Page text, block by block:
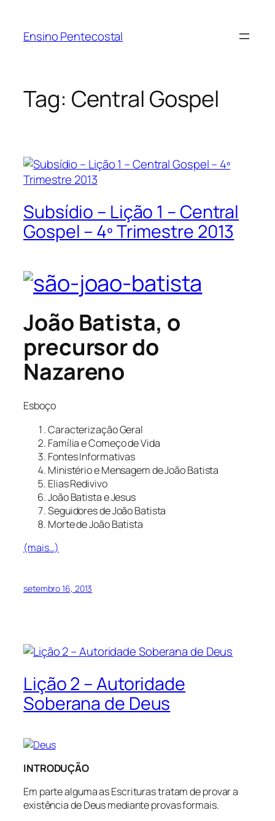
Ensino Pentecostal
Tag: Central Gospel
Subsídio – Lição 1 – Central
Gospel – 4º Trimestre 2013
João Batista, o
precursor do
Nazareno
Esboço
Caracterização Geral
Família e Começo de Vida
Fontes Informativas
Ministério e Mensagem de João Batista
Elias Redivivo
João Batista e Jesus
Seguidores de João Batista
Morte de João Batista
(mais…)
setembro 16, 2013
Lição 2 – Autoridade
Soberana de Deus
INTRODUÇÃO
Em parte alguma as Escrituras tratam de provar a
existência de Deus mediante provas formais.